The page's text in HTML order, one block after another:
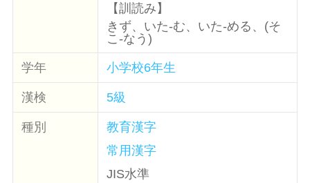
【訓読み】
きず、いた-む、いた-める、(そ
こ-なう)
学年 小学校6年生
漢検 5級
種別
教育漢字
常用漢字
JIS水準